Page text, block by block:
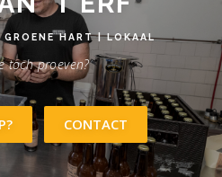
GROENE HART | LOKAAL
toch proeven?
CONTACT